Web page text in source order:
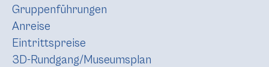
Gruppenführungen
Anreise
Eintrittspreise
3D-Rundgang/Museumsplan